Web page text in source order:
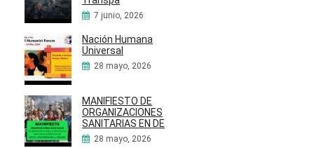
7 junio, 2026
Nación Humana
Universal
28 mayo, 2026
MANIFIESTO DE
ORGANIZACIONES
SANITARIAS EN DE
28 mayo, 2026